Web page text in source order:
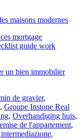
maisons modernes
un bien immobilier
de gravier,
, Groupe Instone Real
, Overhandiging huis,
de l'appartement,
,